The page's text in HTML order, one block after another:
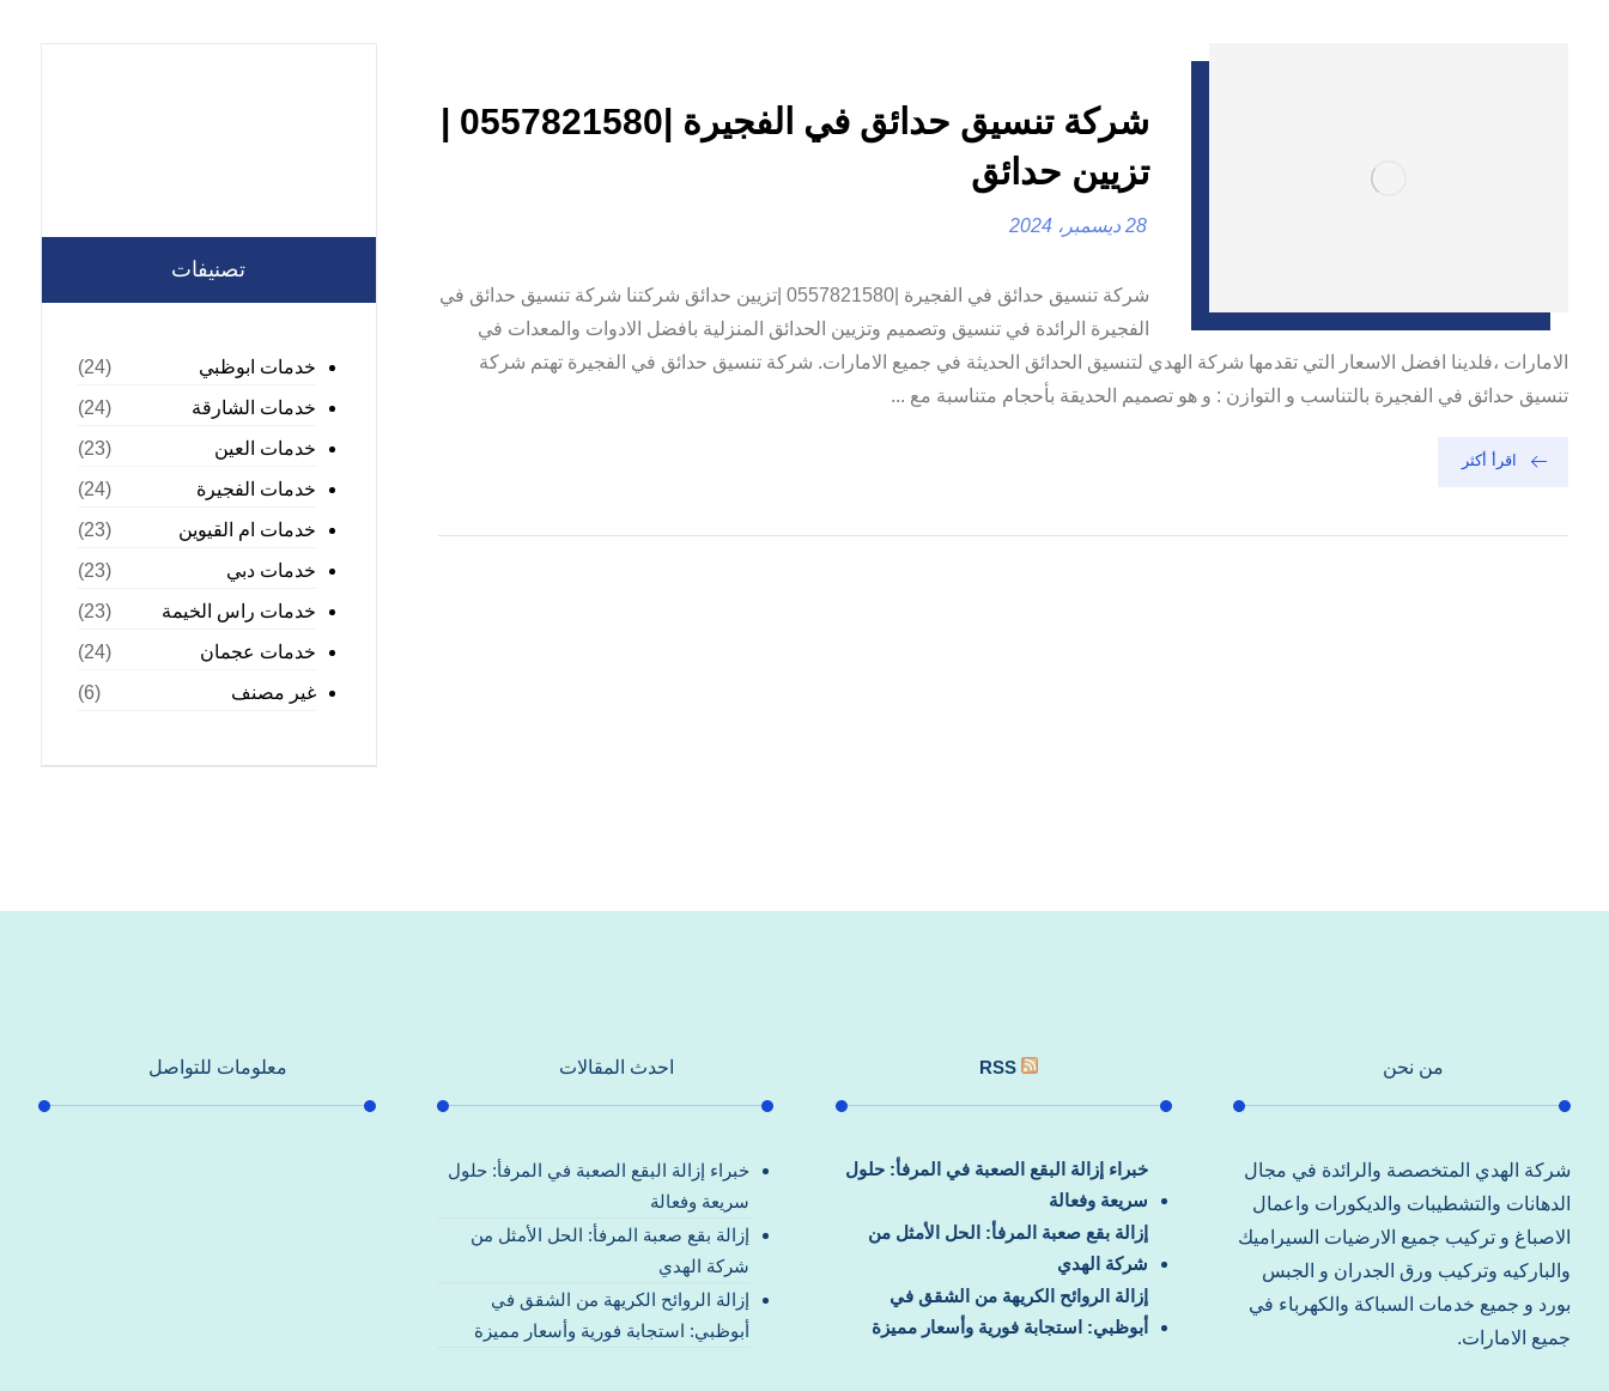
شركة تنسيق حدائق في الفجيرة |0557821580 |
تزيين حدائق
28 ديسمبر، 2024
شركة تنسيق حدائق في الفجيرة |0557821580 |تزيين حدائق شركتنا شركة تنسيق حدائق في
الفجيرة الرائدة في تنسيق وتصميم وتزيين الحدائق المنزلية بافضل الادوات والمعدات في
الامارات ،فلدينا افضل الاسعار التي تقدمها شركة الهدي لتنسيق الحدائق الحديثة في جميع الامارات. شركة تنسيق حدائق في الفجيرة تهتم شركة
تنسيق حدائق في الفجيرة بالتناسب و التوازن : و هو تصميم الحديقة بأحجام متناسبة مع ...
اقرأ أكثر
تصنيفات
خدمات ابوظبي
(24)
خدمات الشارقة
(24)
خدمات العين
(23)
خدمات الفجيرة
(24)
خدمات ام القيوين
(23)
خدمات دبي
(23)
خدمات راس الخيمة
(23)
خدمات عجمان
(24)
غير مصنف
(6)
من نحن
شركة الهدي المتخصصة والرائدة في مجال
الدهانات والتشطيبات والديكورات واعمال
الاصباغ و تركيب جميع الارضيات السيراميك
والباركيه وتركيب ورق الجدران و الجبس
بورد و جميع خدمات السباكة والكهرباء في
جميع الامارات.
RSS
خبراء إزالة البقع الصعبة في المرفأ: حلول
سريعة وفعالة
إزالة بقع صعبة المرفأ: الحل الأمثل من
شركة الهدي
إزالة الروائح الكريهة من الشقق في
أبوظبي: استجابة فورية وأسعار مميزة
احدث المقالات
خبراء إزالة البقع الصعبة في المرفأ: حلول
سريعة وفعالة
إزالة بقع صعبة المرفأ: الحل الأمثل من
شركة الهدي
إزالة الروائح الكريهة من الشقق في
أبوظبي: استجابة فورية وأسعار مميزة
معلومات للتواصل